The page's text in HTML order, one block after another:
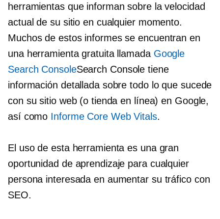
herramientas que informan sobre la velocidad
actual de su sitio en cualquier momento.
Muchos de estos informes se encuentran en
una herramienta gratuita llamada Google
Search ConsoleSearch Console tiene
información detallada sobre todo lo que sucede
con su sitio web (o tienda en línea) en Google,
así como Informe Core Web Vitals.
El uso de esta herramienta es una gran
oportunidad de aprendizaje para cualquier
persona interesada en aumentar su tráfico con
SEO.